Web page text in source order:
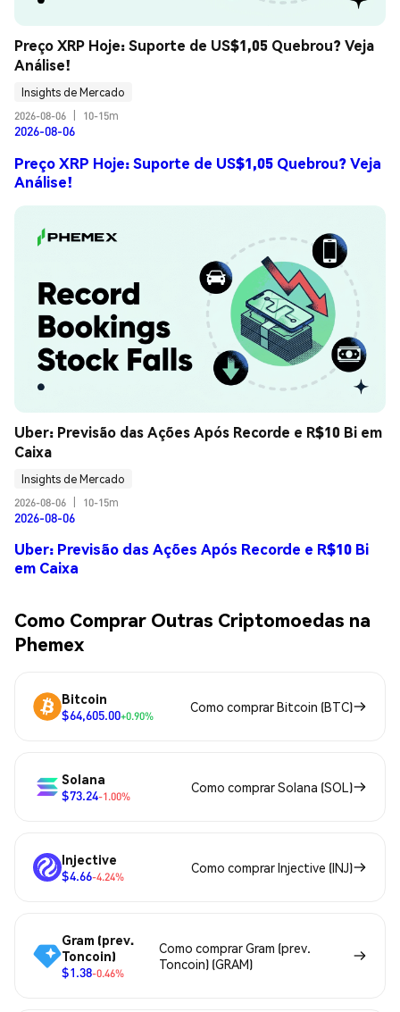
Preço XRP Hoje: Suporte de US$1,05 Quebrou? Veja
Análise!
Insights de Mercado
2026-08-06
10-15m
2026-08-06
Preço XRP Hoje: Suporte de US$1,05 Quebrou? Veja
Análise!
Uber: Previsão das Ações Após Recorde e R$10 Bi em
Caixa
Insights de Mercado
2026-08-06
10-15m
2026-08-06
Uber: Previsão das Ações Após Recorde e R$10 Bi
em Caixa
Como Comprar Outras Criptomoedas na
Phemex
Bitcoin
$64,605.00+0.90%
Como comprar Bitcoin (BTC)
Solana
$73.24-1.00%
Como comprar Solana (SOL)
Injective
$4.66-4.24%
Como comprar Injective (INJ)
Gram (prev.
Toncoin)
$1.38-0.46%
Como comprar Gram (prev.
Toncoin) (GRAM)